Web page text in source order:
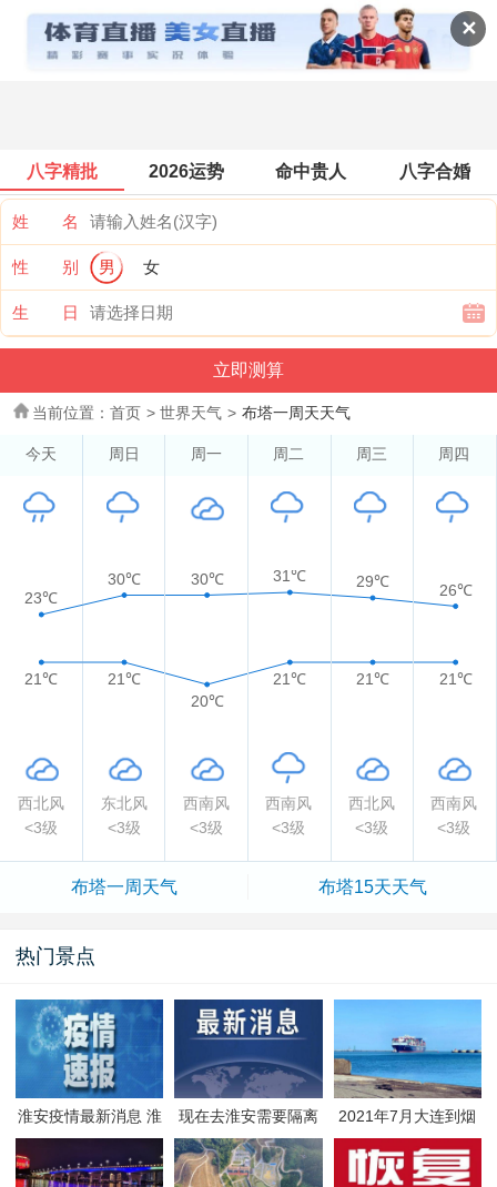
✕
世界天气
八字精批 2026运势 命中贵人 八字合婚
姓 名
性 别 男 女
生 日
当前位置： 首页 > 世界天气 > 布塔一周天天气
今天 周日 周一 周二 周三 周四
23℃
30℃ 30℃ 31℃ 29℃ 26℃
21℃
21℃
20℃
21℃ 21℃ 21℃
西北风 东北风 西南风 西南风 西北风
西南风
<3级
<3级 <3级 <3级 <3级 <3级
布塔一周天气 布塔15天天气
热门景点
淮安疫情最新消息 淮
安疫情防控政策
现在去淮安需要隔离
吗 淮安最新隔离政策
2021年7月大连到烟
台航线因台风停航